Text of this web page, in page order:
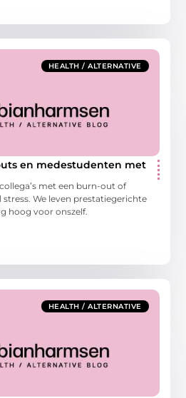
HEALTH / ALTERNATIVE
en medestudenten met
met een burn-out of
We leven prestatiegerichte
hoog voor onszelf.
HEALTH / ALTERNATIVE